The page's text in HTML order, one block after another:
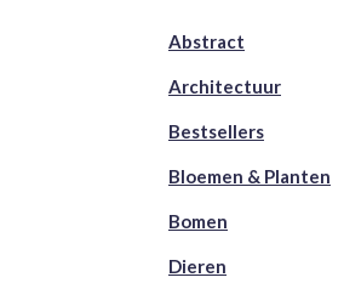
Abstract
Architectuur
Bestsellers
Bloemen & Planten
Bomen
Dieren